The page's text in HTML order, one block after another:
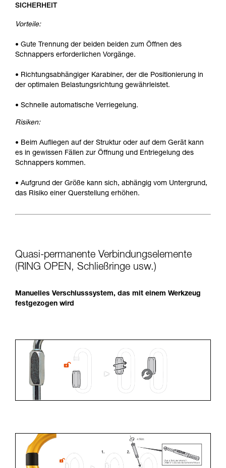
SICHERHEIT
Vorteile:
• Gute Trennung der beiden beiden zum Öffnen des
Schnappers erforderlichen Vorgänge.
• Richtungsabhängiger Karabiner, der die Positionierung in
der optimalen Belastungsrichtung gewährleistet.
• Schnelle automatische Verriegelung.
Risiken:
• Beim Aufliegen auf der Struktur oder auf dem Gerät kann
es in gewissen Fällen zur Öffnung und Entriegelung des
Schnappers kommen.
• Aufgrund der Größe kann sich, abhängig vom Untergrund,
das Risiko einer Querstellung erhöhen.
Quasi-permanente Verbindungselemente
(RING OPEN, Schließringe usw.)
Manuelles Verschlusssystem, das mit einem Werkzeug
festgezogen wird